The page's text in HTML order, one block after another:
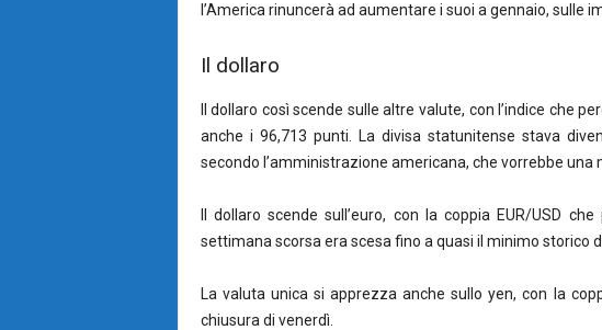
l’America rinuncerà ad aumentare i suoi a gennaio, sulle
Il dollaro
Il dollaro così scende sulle altre valute, con l’indice che
anche i 96,713 punti. La divisa statunitense stava
secondo l’amministrazione americana, che vorrebbe una
Il dollaro scende sull’euro, con la coppia EUR/USD
settimana scorsa era scesa fino a quasi il minimo storico
La valuta unica si apprezza anche sullo yen, con la
chiusura di venerdì.